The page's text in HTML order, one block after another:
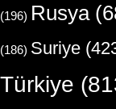
(196) Rusya
(186) Suriye
Türkiye